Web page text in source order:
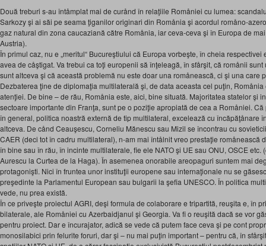
Două treburi s-au întåmplat mai de curånd în relaţiile Romåniei cu lumea:
Sarkozy şi ai săi pe seama ţiganilor originari din Romånia şi acordul romåno-
gaz natural din zona caucaziană către Romånia, iar ceva-ceva şi în Europa de
Austria).
În primul caz, nu e „meritul“ Bucureştiului că Europa vorbeşte, în cheia
avea de cåştigat. Va trebui ca toţi europenii să înţeleagă, în sfårşit, că romånii
sunt altceva şi că această problemă nu este doar una romånească, ci şi una care
Dezbaterea ţine de diplomaţia multilaterală şi, de data aceasta cel puţin,
atenţiei. De bine – de rău, Romånia este, aici, bine situată. Majoritatea statelor şi
sectoare importante din Franţa, sunt pe o poziţie apropiată de cea a Romåniei.
în general, politica noastră externă de tip multilateral, excelează cu încăpăţånare
altceva. De cånd Ceauşescu, Corneliu Mănescu sau Mizil se încontrau cu
CAER (deci tot în cadru multilateral), n-am mai întålnit vreo prestaţie romånească
în bine sau în rău, în incinte multilaterale, fie ele NATO şi UE sau ONU, OSCE
Aurescu la Curtea de la Haga). În asemenea onorabile areopaguri suntem mai
protagonişti. Nici în fruntea unor instituţii europene sau internaţionale nu se
preşedinte la Parlamentul European sau bulgarii la şefia UNESCO. În politica
vede, nu prea există.
În ce priveşte proiectul AGRI, deşi formula de colaborare e tripartită, reuşita e, în
bilaterale, ale Romåniei cu Azerbaidjanul şi Georgia. Va fi o reuşită dacă se vor
pentru proiect. Dar e încurajator, adică se vede că putem face ceva şi pe cont
monosilabici prin felurite foruri, dar şi – nu mai puţin important – pentru că, în